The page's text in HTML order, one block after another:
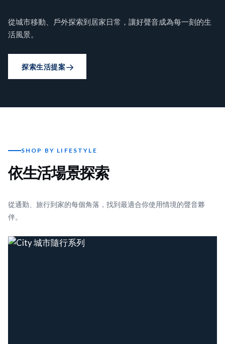
從城市移動、戶外探索到居家日常，讓好聲音成為每一刻的生
活風景。
探索生活提案
SHOP BY LIFESTYLE
依生活場景探索
從通勤、旅行到家的每個角落，找到最適合你使用情境的聲音夥
伴。